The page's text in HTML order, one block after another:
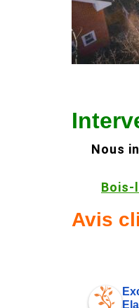
Nous
Bois-
Avis